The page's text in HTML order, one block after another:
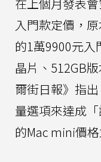
入門款定價，
的1萬9900元入
晶片、512GB
爾街日報》指
量選項來達成
的Mac mini價